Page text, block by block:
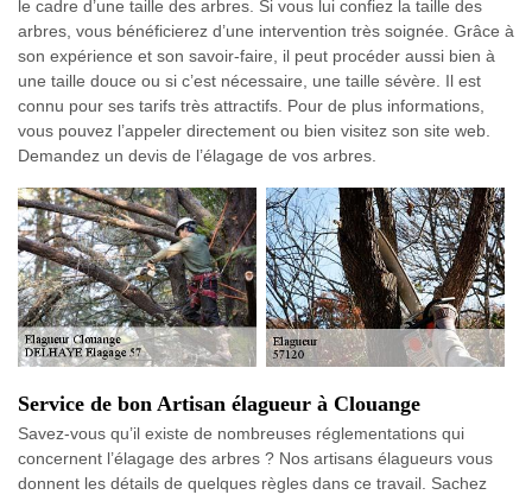
le cadre d’une taille des arbres. Si vous lui confiez la taille des
arbres, vous bénéficierez d’une intervention très soignée. Grâce à
son expérience et son savoir-faire, il peut procéder aussi bien à
une taille douce ou si c’est nécessaire, une taille sévère. Il est
connu pour ses tarifs très attractifs. Pour de plus informations,
vous pouvez l’appeler directement ou bien visitez son site web.
Demandez un devis de l’élagage de vos arbres.
Service de bon Artisan élagueur à Clouange
Savez-vous qu’il existe de nombreuses réglementations qui
concernent l’élagage des arbres ? Nos artisans élagueurs vous
donnent les détails de quelques règles dans ce travail. Sachez